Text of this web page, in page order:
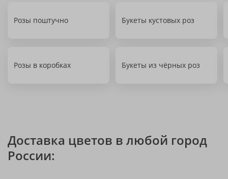
Розы поштучно Букеты кустовых роз
Розы в коробках Букеты из чёрных роз
Доставка цветов в любой город
России: